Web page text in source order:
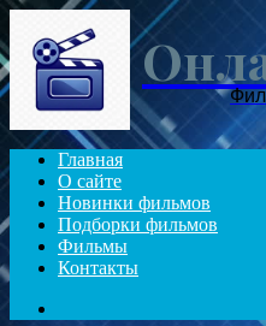
Главная
О сайте
Новинки фильмов
Подборки фильмов
Фильмы
Контакты